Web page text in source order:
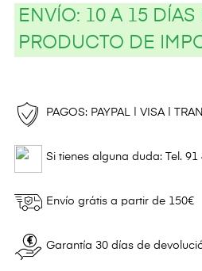
ENVÍO: 10 A 15 DÍAS
PRODUCTO DE
PAGOS: PAYPAL | VISA |
Si tienes alguna duda: Tel. 91
Envío grátis a partir de 150€
Garantía 30 días de